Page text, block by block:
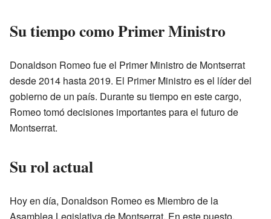
Su tiempo como Primer Ministro
Donaldson Romeo fue el Primer Ministro de Montserrat
desde 2014 hasta 2019. El Primer Ministro es el líder del
gobierno de un país. Durante su tiempo en este cargo,
Romeo tomó decisiones importantes para el futuro de
Montserrat.
Su rol actual
Hoy en día, Donaldson Romeo es Miembro de la